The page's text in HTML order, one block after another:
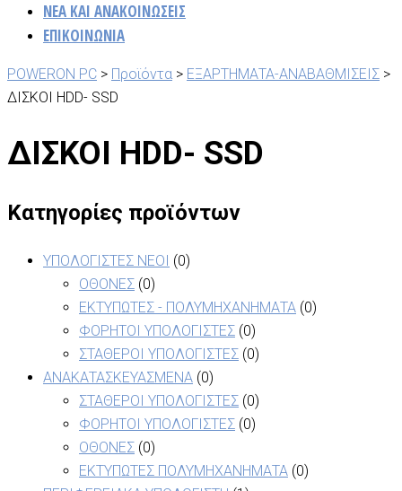
ΝΈΑ ΚΑΙ ΑΝΑΚΟΙΝΏΣΕΙΣ
ΕΠΙΚΟΙΝΩΝΙΑ
POWERON PC > Προϊόντα> ΕΞΑΡΤΗΜΑΤΑ-ΑΝΑΒΑΘΜΙΣΕΙΣ >
ΔΙΣΚΟΙ HDD- SSD
ΔΙΣΚΟΙ HDD- SSD
Κατηγορίες προϊόντων
ΥΠΟΛΟΓΙΣΤΕΣ ΝΕΟΙ (0)
ΟΘΟΝΕΣ (0)
ΕΚΤΥΠΩΤΕΣ - ΠΟΛΥΜΗΧΑΝΗΜΑΤΑ (0)
ΦΟΡΗΤΟΙ ΥΠΟΛΟΓΙΣΤΕΣ (0)
ΣΤΑΘΕΡΟΙ ΥΠΟΛΟΓΙΣΤΕΣ (0)
ΑΝΑΚΑΤΑΣΚΕΥΑΣΜΕΝΑ (0)
ΣΤΑΘΕΡΟΙ ΥΠΟΛΟΓΙΣΤΕΣ (0)
ΦΟΡΗΤΟΙ ΥΠΟΛΟΓΙΣΤΕΣ (0)
ΟΘΟΝΕΣ (0)
ΕΚΤΥΠΩΤΕΣ ΠΟΛΥΜΗΧΑΝΗΜΑΤΑ (0)